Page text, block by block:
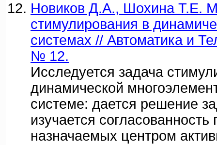
Новиков Д.А., Шохина Т.Е.
стимулирования в
системах // Автоматика и
№ 12.
Исследуется задача
динамической
системе: дается решение
изучается согласованность
назначаемых центром